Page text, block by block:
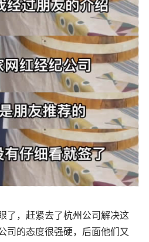
了，赶紧去了杭州公司解决这
司的态度很强硬，后面他们又